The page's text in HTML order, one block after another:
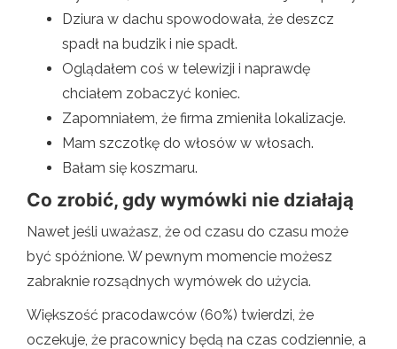
Dziura w dachu spowodowała, że ​​deszcz
spadł na budzik i nie spadł.
Oglądałem coś w telewizji i naprawdę
chciałem zobaczyć koniec.
Zapomniałem, że firma zmieniła lokalizacje.
Mam szczotkę do włosów w włosach.
Bałam się koszmaru.
Co zrobić, gdy wymówki nie działają
Nawet jeśli uważasz, że od czasu do czasu może
być spóźnione. W pewnym momencie możesz
zabraknie rozsądnych wymówek do użycia.
Większość pracodawców (60%) twierdzi, że
oczekuje, że pracownicy będą na czas codziennie, a